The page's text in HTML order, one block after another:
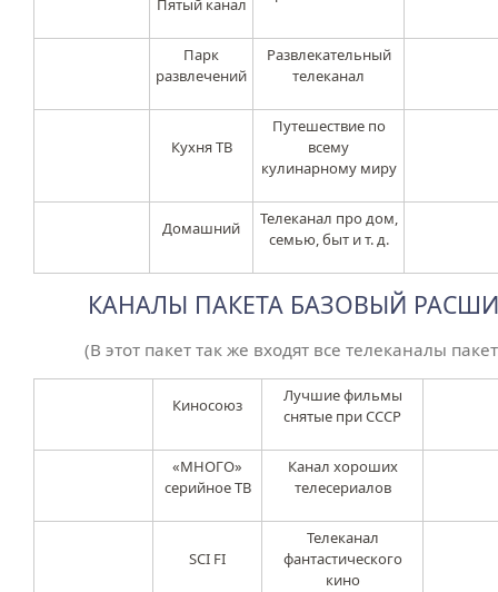
Пятый канал
Парк
развлечений
Развлекательный
телеканал
Кухня ТВ
Путешествие по
всему
кулинарному миру
Домашний
Телеканал про дом,
семью, быт и т. д.
КАНАЛЫ ПАКЕТА БАЗОВЫЙ
(В этот пакет так же входят все телеканалы
Киносоюз
Лучшие фильмы
снятые при СССР
«МНОГО»
серийное ТВ
Канал хороших
телесериалов
SCI FI
Телеканал
фантастического
кино